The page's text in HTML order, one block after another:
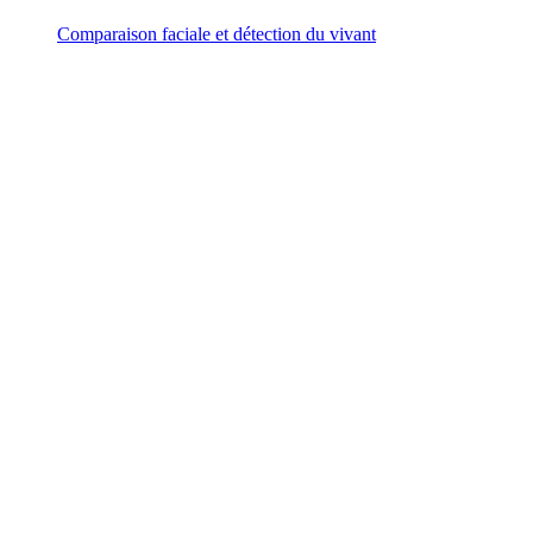
Comparaison faciale et détection du vivant